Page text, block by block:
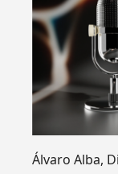
Álvaro Alba,